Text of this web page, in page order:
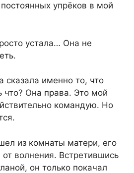
упрёков в мой
устала… Она не
именно то, что
Она права. Это мой
командую. Но
из комнаты матери, его
волнения. Встретившись
он только покачал